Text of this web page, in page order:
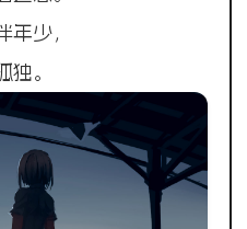
年少，
独。